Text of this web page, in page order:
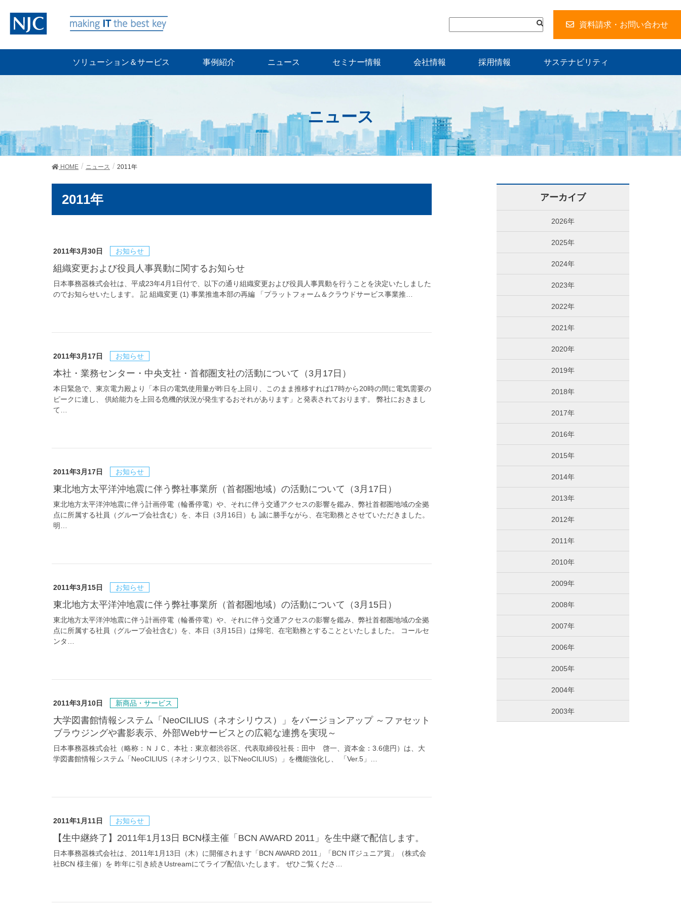
資料請求・お問い合わせ
ソリューション＆サービス 事例紹介 ニュース セミナー情報 会社情報 採用情報 サステナビリティ
ニュース
HOME ニュース 2011年
2011年
2011年3月30日 お知らせ
組織変更および役員人事異動に関するお知らせ
日本事務器株式会社は、平成23年4月1日付で、以下の通り組織変更および役員人事異動を行うことを決定いたしました
のでお知らせいたします。 記 組織変更 (1) 事業推進本部の再編 「プラットフォーム＆クラウドサービス事業推…
2011年3月17日 お知らせ
本社・業務センター・中央支社・首都圏支社の活動について（3月17日）
本日緊急で、東京電力殿より「本日の電気使用量が昨日を上回り、このまま推移すれば17時から20時の間に電気需要の
ピークに達し、 供給能力を上回る危機的状況が発生するおそれがあります」と発表されております。 弊社におきまし
て…
2011年3月17日 お知らせ
東北地方太平洋沖地震に伴う弊社事業所（首都圏地域）の活動について（3月17日）
東北地方太平洋沖地震に伴う計画停電（輪番停電）や、それに伴う交通アクセスの影響を鑑み、弊社首都圏地域の全拠
点に所属する社員（グループ会社含む）を、本日（3月16日）も 誠に勝手ながら、在宅勤務とさせていただきました。
明…
2011年3月15日 お知らせ
東北地方太平洋沖地震に伴う弊社事業所（首都圏地域）の活動について（3月15日）
東北地方太平洋沖地震に伴う計画停電（輪番停電）や、それに伴う交通アクセスの影響を鑑み、弊社首都圏地域の全拠
点に所属する社員（グループ会社含む）を、本日（3月15日）は帰宅、在宅勤務とすることといたしました。 コールセ
ンタ…
2011年3月10日 新商品・サービス
大学図書館情報システム「NeoCILIUS（ネオシリウス）」をバージョンアップ ～ファセット
ブラウジングや書影表示、外部Webサービスとの広範な連携を実現～
日本事務器株式会社（略称：ＮＪＣ、本社：東京都渋谷区、代表取締役社長：田中 啓一、資本金：3.6億円）は、大
学図書館情報システム「NeoCILIUS（ネオシリウス、以下NeoCILIUS）」を機能強化し、 「Ver.5」…
2011年1月11日 お知らせ
【生中継終了】2011年1月13日 BCN様主催「BCN AWARD 2011」を生中継で配信します。
日本事務器株式会社は、2011年1月13日（木）に開催されます「BCN AWARD 2011」「BCN ITジュニア賞」（株式会
社BCN 様主催）を 昨年に引き続きUstreamにてライブ配信いたします。 ぜひご覧くださ…
アーカイブ
2026年
2025年
2024年
2023年
2022年
2021年
2020年
2019年
2018年
2017年
2016年
2015年
2014年
2013年
2012年
2011年
2010年
2009年
2008年
2007年
2006年
2005年
2004年
2003年